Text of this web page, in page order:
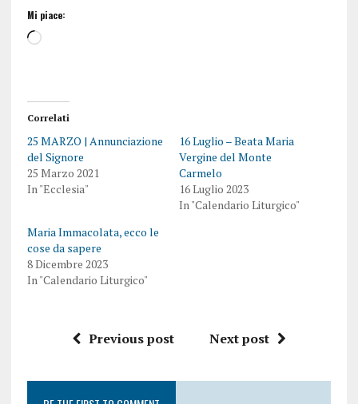
Mi piace:
Correlati
25 MARZO | Annunciazione
del Signore
25 Marzo 2021
In "Ecclesia"
16 Luglio – Beata Maria
Vergine del Monte
Carmelo
16 Luglio 2023
In "Calendario Liturgico"
Maria Immacolata, ecco le
cose da sapere
8 Dicembre 2023
In "Calendario Liturgico"
Previous post Next post